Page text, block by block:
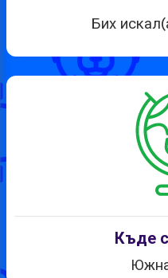
Бих
Къде